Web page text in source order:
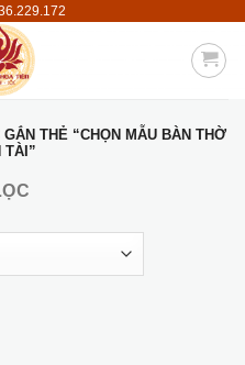
THẺ “CHỌN MẪU BÀN THỜ
TÀI”